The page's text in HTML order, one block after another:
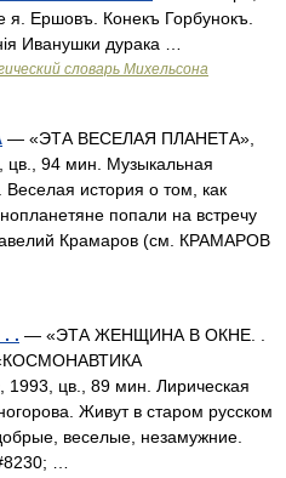
Ершовъ. Конекъ Горбунокъ.
Иванушки дурака …
словарь Михельсона
— «ЭТА ВЕСЕЛАЯ ПЛАНЕТА»,
94 мин. Музыкальная
история о том, как
попали на встречу
Крамаров (см. КРАМАРОВ
. — «ЭТА ЖЕНЩИНА В ОКНЕ. .
цв., 89 мин. Лирическая
Живут в старом русском
веселые, незамужние.
…